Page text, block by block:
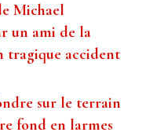
Michael
un ami de la
tragique accident
sur le terrain
fond en larmes